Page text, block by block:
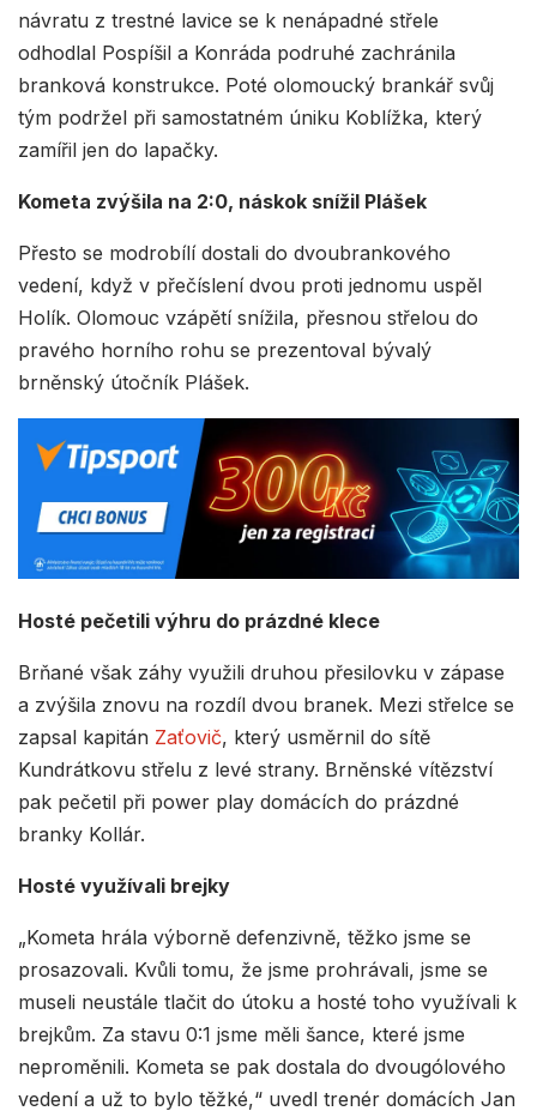
návratu z trestné lavice se k nenápadné střele
odhodlal Pospíšil a Konráda podruhé zachránila
branková konstrukce. Poté olomoucký brankář svůj
tým podržel při samostatném úniku Koblížka, který
zamířil jen do lapačky.
Kometa zvýšila na 2:0, náskok snížil Plášek
Přesto se modrobílí dostali do dvoubrankového
vedení, když v přečíslení dvou proti jednomu uspěl
Holík. Olomouc vzápětí snížila, přesnou střelou do
pravého horního rohu se prezentoval bývalý
brněnský útočník Plášek.
Hosté pečetili výhru do prázdné klece
Brňané však záhy využili druhou přesilovku v zápase
a zvýšila znovu na rozdíl dvou branek. Mezi střelce se
zapsal kapitán Zaťovič, který usměrnil do sítě
Kundrátkovu střelu z levé strany. Brněnské vítězství
pak pečetil při power play domácích do prázdné
branky Kollár.
Hosté využívali brejky
„Kometa hrála výborně defenzivně, těžko jsme se
prosazovali. Kvůli tomu, že jsme prohrávali, jsme se
museli neustále tlačit do útoku a hosté toho využívali k
brejkům. Za stavu 0:1 jsme měli šance, které jsme
neproměnili. Kometa se pak dostala do dvougólového
vedení a už to bylo těžké,“ uvedl trenér domácích Jan